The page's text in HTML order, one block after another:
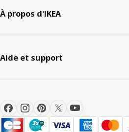
À propos d'IKEA
Aide et support